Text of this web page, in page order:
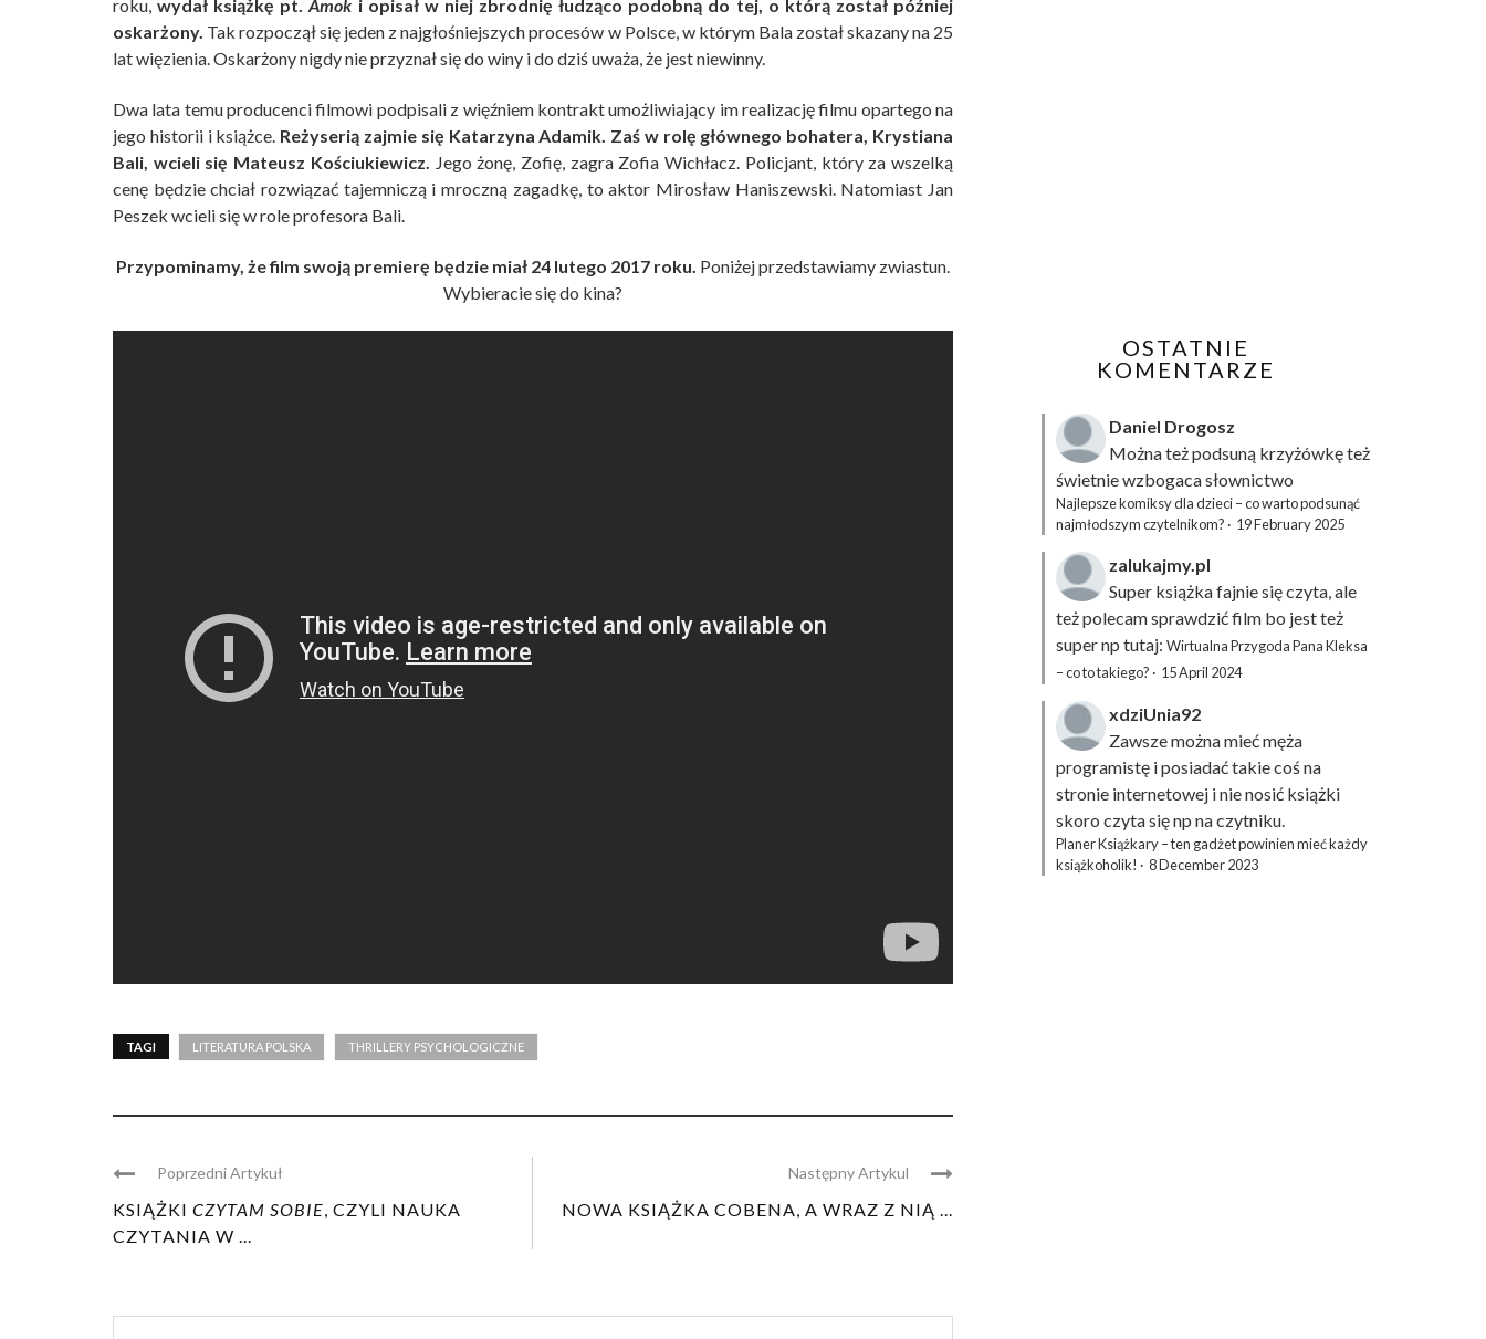
roku,wydał książkę pt.Amok i opisał w niej zbrodnię łudząco podobną do tej, o którą został później
oskarżony. Tak rozpoczął się jeden z najgłośniejszych procesów w Polsce, w którym Bala został skazany na 25
lat więzienia. Oskarżony nigdy nie przyznał się do winy i do dziś uważa, że jest niewinny.
Dwa lata temu producenci filmowi podpisali z więźniem kontrakt umożliwiający im realizację filmu opartego na
jego historii i książce. Reżyserią zajmie się Katarzyna Adamik. Zaś w rolę głównego bohatera, Krystiana
Bali, wcieli się Mateusz Kościukiewicz.
Jego żonę, Zofię, zagra Zofia Wichłacz. Policjant, który za wszelką
cenę będzie chciał rozwiązać tajemniczą i mroczną zagadkę, to aktor Mirosław Haniszewski. Natomiast Jan
Peszek wcieli się w role profesora Bali.
Przypominamy, że film swoją premierę będzie miał 24 lutego 2017 roku. Poniżej przedstawiamy zwiastun.
Wybieracie się do kina?
TAGI LITERATURA POLSKA THRILLERY PSYCHOLOGICZNE
Poprzedni Artykuł
KSIĄŻKI CZYTAM SOBIE , CZYLI NAUKA
CZYTANIA W ...
Następny Artykul
NOWA KSIĄŻKA COBENA, A WRAZ Z NIĄ ...
OSTATNIE
KOMENTARZE
Daniel Drogosz
Można też podsuną krzyżówkęteż
świetnie wzbogaca słownictwo
Najlepsze komiksy dla dzieci – co warto podsunąć
najmłodszym czytelnikom? · 19 February 2025
zalukajmy.pl
Super książka fajnie się czyta, ale
też polecam sprawdzić film bo jest też
super np tutaj: Wirtualna Przygoda Pana Kleksa
– co to takiego? · 15 April 2024
xdziUnia92
Zawsze można mieć męża
programistę i posiadać takie coś na
stronie internetowej i nie nosić książki
skoro czyta się np na czytniku.
Planer Książkary – ten gadżet powinien mieć każdy
książkoholik! · 8 December 2023